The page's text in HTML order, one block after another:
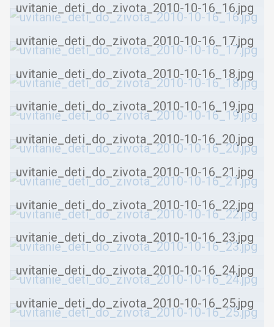
uvitanie_deti_do_zivota_2010-10-16_16.jpg
uvitanie_deti_do_zivota_2010-10-16_17.jpg
uvitanie_deti_do_zivota_2010-10-16_18.jpg
uvitanie_deti_do_zivota_2010-10-16_19.jpg
uvitanie_deti_do_zivota_2010-10-16_20.jpg
uvitanie_deti_do_zivota_2010-10-16_21.jpg
uvitanie_deti_do_zivota_2010-10-16_22.jpg
uvitanie_deti_do_zivota_2010-10-16_23.jpg
uvitanie_deti_do_zivota_2010-10-16_24.jpg
uvitanie_deti_do_zivota_2010-10-16_25.jpg